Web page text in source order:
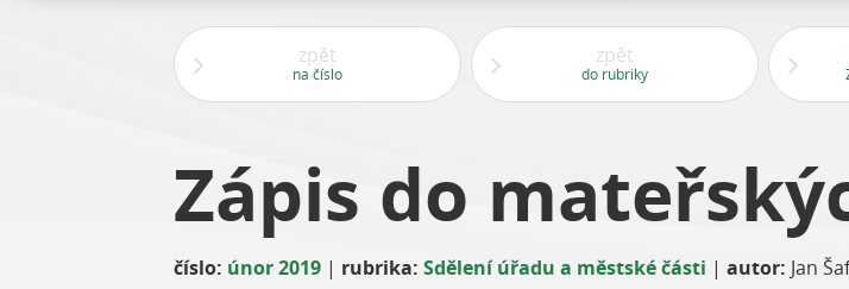
zpět
na číslo
zpět
do rubriky
Zápis do
číslo: únor 2019 | rubrika: Sdělení úřadu a městské části | autor: Jan